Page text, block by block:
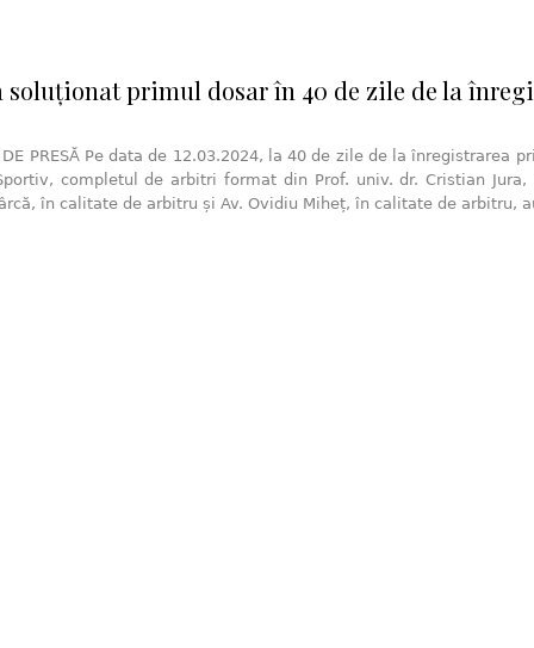
soluționat primul dosar în 40 de zile de la
DE PRESĂ Pe data de 12.03.2024, la 40 de zile de la înregistrarea
completul de arbitri format din Prof. univ. dr. Cristian
în calitate de arbitru și Av. Ovidiu Miheț, în calitate de arbitru,